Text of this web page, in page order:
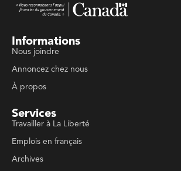
Informations
Nous joindre
Annoncez chez nous
À propos
Services
Travailler à La Liberté
Emplois en français
Archives